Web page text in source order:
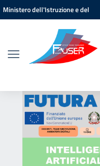
Vai ai contenuti
Vai al menu di navigazione
Vai al footer
Ministero dell'Istruzione e del